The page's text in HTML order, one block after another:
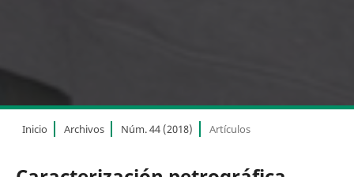
Inicio Archivos Núm. 44 (2018) Artículos